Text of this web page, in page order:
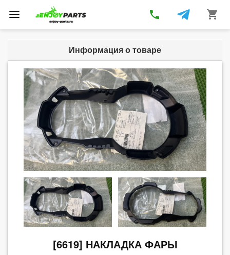
Toggle
navigation
phone shopping_cart
Информация о товаре
[6619] НАКЛАДКА ФАРЫ